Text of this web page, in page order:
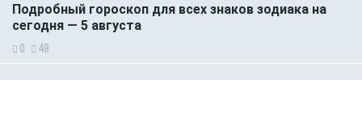
Подробный гороскоп для всех знаков зодиака на
сегодня — 5 августа
0 48